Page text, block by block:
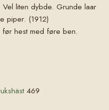
liten dybde. Grunde laar
piper. (1912)
hest med føre ben.
469